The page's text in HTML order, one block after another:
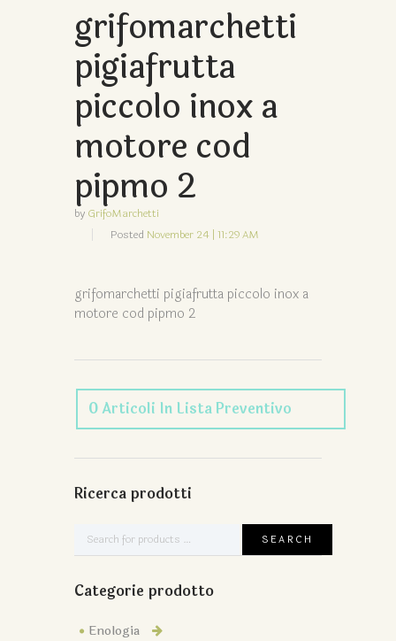
grifomarchetti
pigiafrutta
piccolo inox a
motore cod
pipmo 2
by GrifoMarchetti
Posted November 24 | 11:29 AM
grifomarchetti pigiafrutta piccolo inox a
motore cod pipmo 2
0Articoli In Lista Preventivo
Ricerca prodotti
Categorie prodotto
Enologia